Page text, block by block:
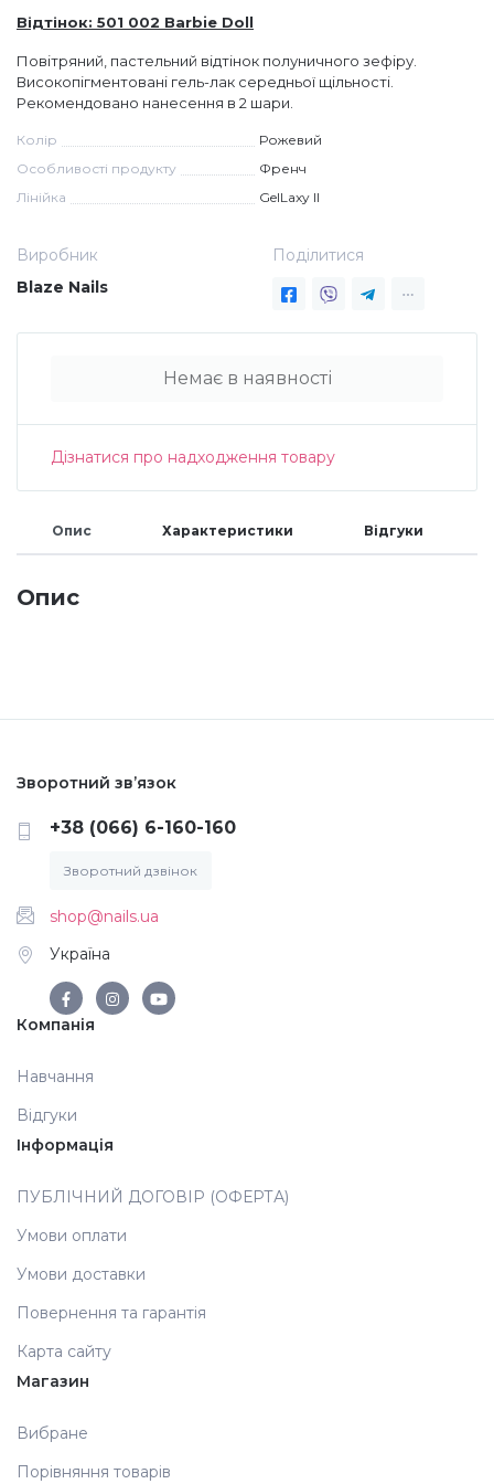
Дезінфекція та стерилізація
Декор для нігтів
Трикутники (каміфубукі)
Наклейки гнучкі лінії
Наліпки гнучкі лінії
Втирки
Блискітки для нігтів
Меланж (цукровий ефект)
Каміфубукі (конфетті)
Інші прикраси
Фольга для лиття (ефект кракелюра)
Навчання
Відтінок: 501 002 Barbie Doll
Повітряний, пастельний відтінок полуничного зефіру.
Високопігментовані гель-лак середньої щільності.
Рекомендовано нанесення в 2 шари.
Колір
Рожевий
Особливості продукту
Френч
Лінійка
GelLaxy II
Виробник
Blaze Nails
Поділитися
Немає в наявності
Дізнатися про надходження товару
Опис Характеристики Відгуки
Опис
Зворотний зв’язок
+38 (066) 6-160-160
Зворотний дзвінок
shop@nails.ua
Україна
Компанія
Навчання
Відгуки
Інформація
ПУБЛІЧНИЙ ДОГОВІР (ОФЕРТА)
Умови оплати
Умови доставки
Повернення та гарантія
Карта сайту
Магазин
Вибране
Порівняння товарів